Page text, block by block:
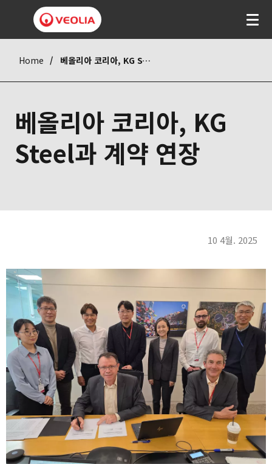
Home 베올리아 코리아, KG Steel과 계약 연장
베올리아 코리아, KG
Steel과 계약 연장
10 4월. 2025